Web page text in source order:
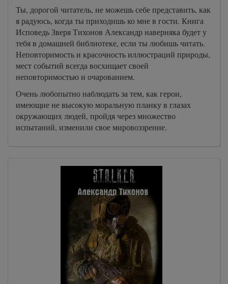
Ты, дорогой читатель, не можешь себе представить, как
я радуюсь, когда ты приходишь ко мне в гости. Книга
Исповедь Зверя Тихонов Александр наверняка будет у
тебя в домашней библиотеке, если ты любишь читать.
Неповторимость и красочность иллюстраций природы,
мест событий всегда восхищает своей
неповторимостью и очарованием.
Очень любопытно наблюдать за тем, как герои,
имеющие не высокую моральную планку в глазах
окружающих людей, пройдя через множество
испытаний, изменили свое мировоззрение.